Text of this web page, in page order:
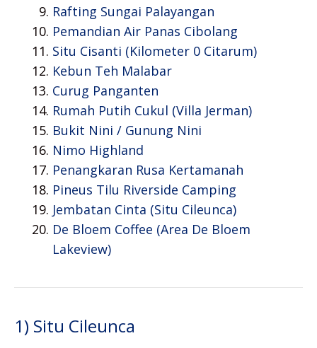
Rafting Sungai Palayangan
Pemandian Air Panas Cibolang
Situ Cisanti (Kilometer 0 Citarum)
Kebun Teh Malabar
Curug Panganten
Rumah Putih Cukul (Villa Jerman)
Bukit Nini / Gunung Nini
Nimo Highland
Penangkaran Rusa Kertamanah
Pineus Tilu Riverside Camping
Jembatan Cinta (Situ Cileunca)
De Bloem Coffee (Area De Bloem
Lakeview)
1) Situ Cileunca